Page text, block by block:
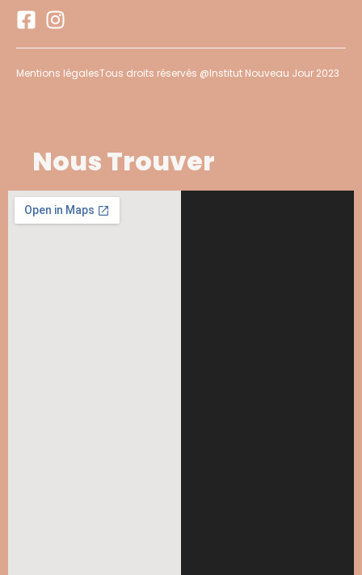
Mentions légalesTous droits réservés @Institut Nouveau Jour 2023
Nous Trouver